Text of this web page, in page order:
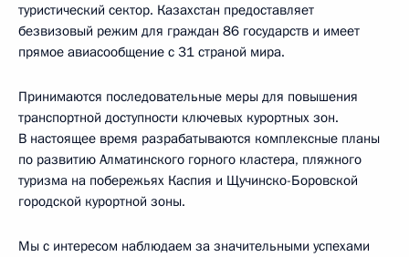
туристический сектор. Казахстан предоставляет
безвизовый режим для граждан 86 государств и имеет
прямое авиасообщение с 31 страной мира.
Принимаются последовательные меры для повышения
транспортной доступности ключевых курортных зон.
В настоящее время разрабатываются комплексные планы
по развитию Алматинского горного кластера, пляжного
туризма на побережьях Каспия и Щучинско-Боровской
городской курортной зоны.
Мы с интересом наблюдаем за значительными успехами